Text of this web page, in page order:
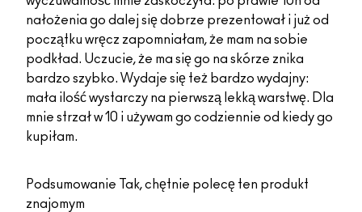
nałożenia go dalej się dobrze prezentował i już od
początku wręcz zapomniałam, że mam na sobie
podkład. Uczucie, że ma się go na skórze znika
bardzo szybko. Wydaje się też bardzo wydajny:
mała ilość wystarczy na pierwszą lekką warstwę. Dla
mnie strzał w 10 i używam go codziennie od kiedy go
kupiłam.
Podsumowanie Tak, chętnie polecę ten produkt
znajomym